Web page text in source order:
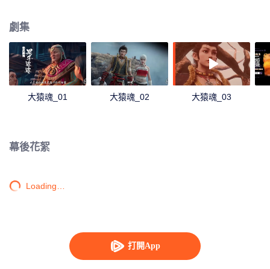
打開App
劇集
大猿魂_01 大猿魂_02 大猿魂_03
幕後花絮
Loading…